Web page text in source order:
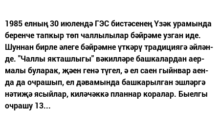
1985 ел­ның 30 ию­лен­дә ГЭС бис­тә­се­нең Үзәк ура­мын­да
бе­рен­че тап­кыр төп чал­лы­лы­лар бәй­рә­ме уз­ган иде.
Шун­нан бир­ле әле­ге бәй­рәм­не үт­кә­рү тра­ди­ци­я­гә әй­лән­
де. "Чал­лы як­таш­лы­гы" вә­кил­лә­ре баш­ка­лар­дан аер­
ма­лы бу­ла­рак, җә­ен ге­нә тү­гел, ә ел са­ен гыйн­вар аен­
да да оч­ра­шып, ел дә­ва­мын­да баш­ка­рыл­ган эш­ләр­гә
нә­ти­җә ясый­лар, ки­лә­чәк­кә план­нар ко­ра­лар. Бы­ел­гы
оч­ра­шу 13...